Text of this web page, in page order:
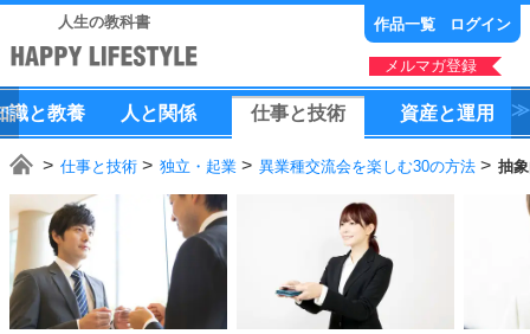
人生の教科書 作品一覧 ログイン
メルマガ登録
識と教養 人 と 関係 仕事と技術 資産と運用
仕事と技術 独立・起業 異業種交流会を楽しむ30の方法 抽